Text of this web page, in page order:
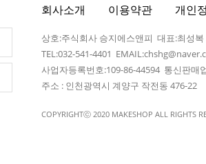
회사소개 이용약관 개인
상호:주식회사 승지에스앤피 대표:최성
TEL:032-541-4401
사업자등록번호:109-86-44594 통신판매
주소 : 인천광역시 계양구 작전동 476-22
COPYRIGHTⓒ 2020 MAKESHOP ALL RIGHTS